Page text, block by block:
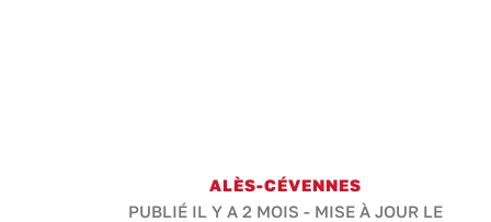
ALÈS-CÉVENNES
PUBLIÉ IL Y A 2 MOIS - MISE À JOUR LE